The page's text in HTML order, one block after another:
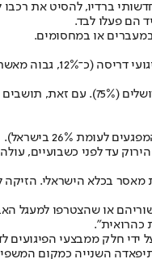
ברדיו, להסיט את רכבו
מאסר בכלא הישראלי.
או שהצטרפו למעגל
כהרואית".
חלק ממבצעי הפיגועים
השנייה כמקום